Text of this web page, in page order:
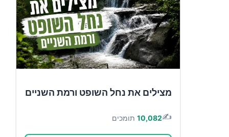
מצילים את נחל השופט ורמת השניים
✍️
10,082 תומכים